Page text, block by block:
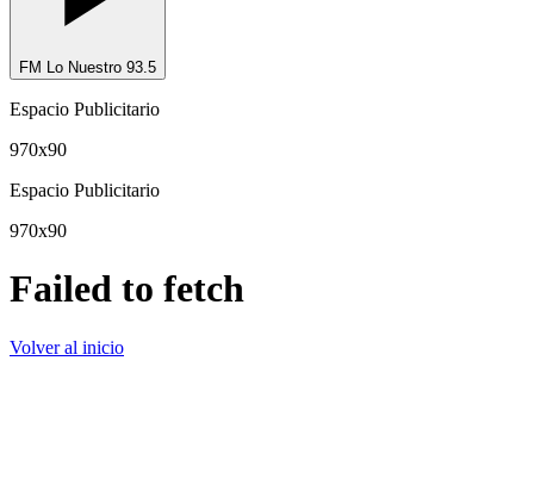
FM Lo Nuestro 93.5
Espacio Publicitario
970x90
Espacio Publicitario
970x90
Failed to fetch
Volver al inicio